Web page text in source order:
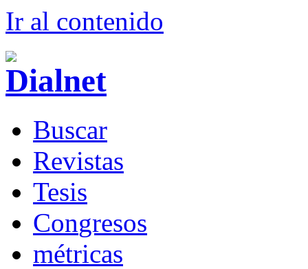
Ir al contenido
Buscar
Revistas
Tesis
Congresos
métricas